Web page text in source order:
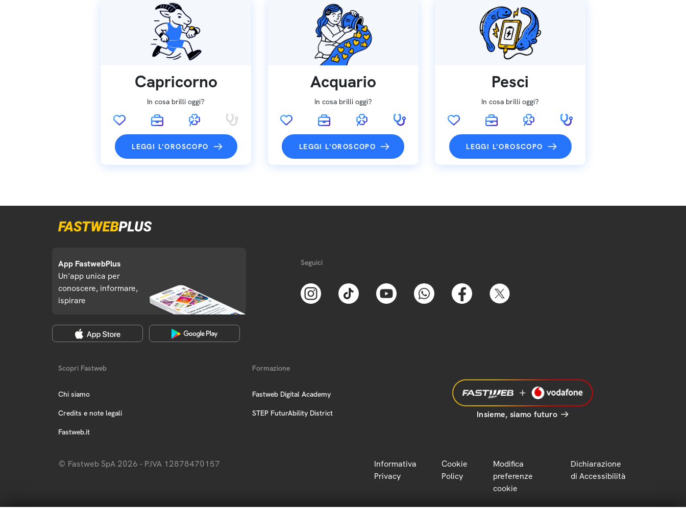
Capricorno
In cosa brilli oggi?
LEGGI L'OROSCOPO
Acquario
In cosa brilli oggi?
LEGGI L'OROSCOPO
Pesci
In cosa brilli oggi?
LEGGI L'OROSCOPO
App FastwebPlus
Un'app unica per
conoscere, informare,
ispirare
Seguici
Scopri Fastweb
Chi siamo
Credits e note legali
Fastweb.it
Formazione
Fastweb Digital Academy
STEP FuturAbility District Insieme, siamo futuro
© Fastweb SpA 2026 - P.IVA 12878470157
Informativa
Privacy
Cookie
Policy
Modifica
preferenze
cookie
Dichiarazione
di Accessibilità